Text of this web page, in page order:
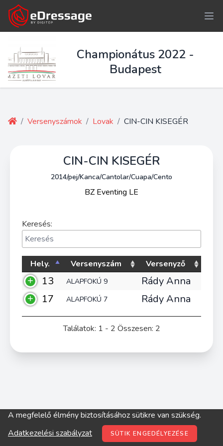
Championátus 2022 -
Budapest
/ Versenyszámok / Lovak / CIN-CIN KISEGÉR
CIN-CIN KISEGÉR
2014/pej/Kanca/Cantolar/Cuapa/Cento
BZ Eventing LE
Keresés:
Hely. Versenyszám Versenyző
13 ALAPFOKÚ 9
Rády Anna
17
ALAPFOKÚ 7 Rády Anna
Találatok: 1 - 2 Összesen: 2
© digitop.hu 2022 |Adatkezelési szabályzat
A megfelelő élmény biztosításához sütikre van szükség.
Adatkezelési szabályzat
SÜTIK ENGEDÉLYEZÉSE